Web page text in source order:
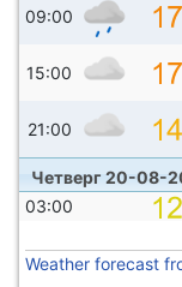
09:00
15:00
21:00
Четверг 20-08-
03:00
Weather forecast